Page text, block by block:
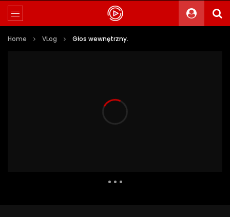
Home VLog Głos wewnętrzny.